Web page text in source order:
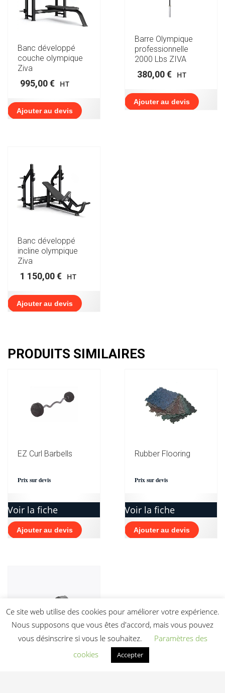
Banc développé
couche olympique
Ziva
995,00€ HT
Ajouter au devis
Barre Olympique
professionnelle
2000 Lbs ZIVA
380,00€ HT
Ajouter au devis
Banc développé
incline olympique
Ziva
1 150,00€ HT
Ajouter au devis
PRODUITS SIMILAIRES
EZ Curl Barbells
Prix sur devis
Voir la fiche
Ajouter au devis
Rubber Flooring
Prix sur devis
Voir la fiche
Ajouter au devis
Ce site web utilise des cookies pour améliorer votre expérience.
Nous supposons que vous êtes d'accord, mais vous pouvez
vous désinscrire si vous le souhaitez.
Paramètres des
cookies
Accepter